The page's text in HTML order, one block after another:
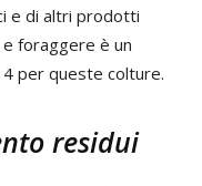
e di altri prodotti
foraggere è un
4 per queste colture.
residui